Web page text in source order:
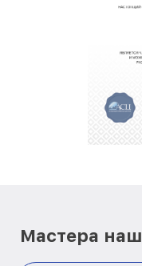
Мастера